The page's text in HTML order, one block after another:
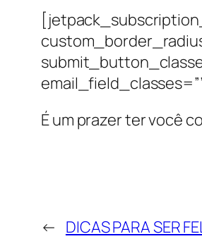
É um prazer ter você
← DICAS PARA SER